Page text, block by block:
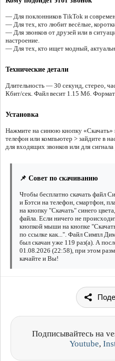
— Для поклонников TikTok и
— Для тех, кто любит весёлые,
— Для звонков от друзей или в
настроение.
— Для тех, кто ищет модный,
Технические детали
Длительность — 30 секунд, стерео,
Кбит/сек. Файл весит 1.15 Мб.
Установка
Нажмите на синюю кнопку «Скачать»
телефон или компьютер > зайдите в
для входящих звонков или для
📌 Совет по скачиванию
Чтобы бесплатно скачать файл
и Бэтси на телефон, смартфон,
на кнопку "Скачать" синего
файла. Если ничего не
кнопкой мыши на кнопке
по ссылке как...". Файл Симпл
был скачан уже 119 раз(а). А
01.08.2026 (22:58), при этом
качайте и Вы!
Подписывайтесь на
Youtube,